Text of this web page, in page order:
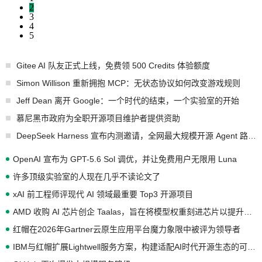
2
3
4
5
Gitee AI 队友正式上线，免费领 500 Credits 体验额度
Simon Willison 重新拥抱 MCP：无状态协议如何改变游戏规则
Jeff Dean 离开 Google：一个时代的结束，一个实验室的开始
慕尼黑市政府为全职开源项目维护者提供资助
OpenAI 宣布为 GPT-5.6 Sol 调优，并让免费用户无限用 Luna
许多顶级实验室的人现在几乎不读论文了
xAI 前工程师评现代 AI 领域最重要 Top3 开源项目
红帽在2026年Gartner云原生应用平台魔力象限中被评为领导者